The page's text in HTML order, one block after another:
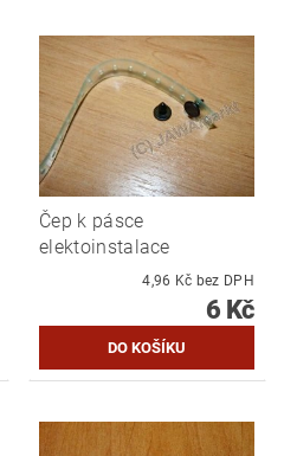
Čep k pásce
elektoinstalace
4,96 Kč bez DPH
6 Kč